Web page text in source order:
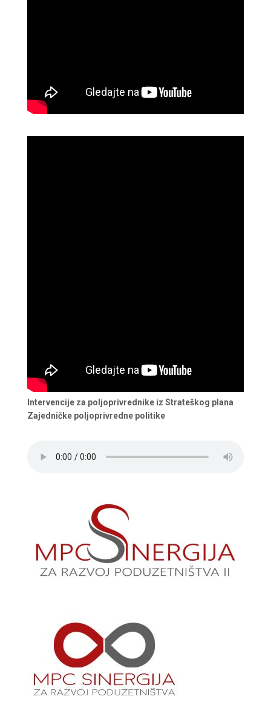
Intervencije za poljoprivrednike iz Strateškog plana
Zajedničke poljoprivredne politike